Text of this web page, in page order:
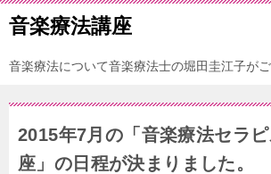
音楽療法講座
音楽療法について音楽療法士の堀田圭江子がご
2015年7月の「音楽療法セラ
座」の日程が決まりました。